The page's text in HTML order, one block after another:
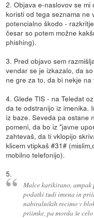
2. Objava e-naslovov se mi
koristi od tega seznama ne
potencialno škodo -
česar so potem možne
phishing).
3. Pred objavo sem
vendar se je izkazalo, da
ne gre za to, da bi nekje na
4. Glede TIS - na Teledat
da te odstranijo iz imenika.
iz baze. Seveda pa ostane
pomeni, da bo iz "javne
zahtevaš, da ti vklopijo
klicem vtipkaš #31#
mobilno telefonijo).
5.
Malce karikirano,
podatki tudi imena in
nabiralnikih recimo v
priimke, pa morda še